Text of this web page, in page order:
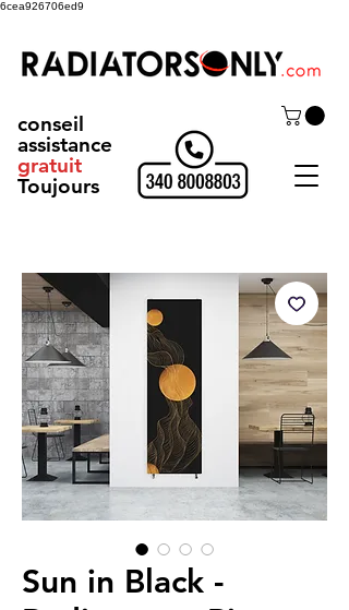
6cea926706ed9
conseil
assistance
gratuit
Toujours
Sun in Black -